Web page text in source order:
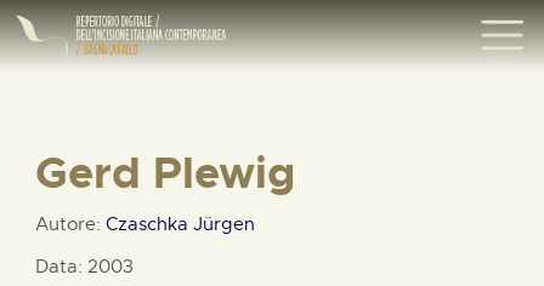
Gerd Plewig
Autore: Czaschka Jürgen
Data: 2003